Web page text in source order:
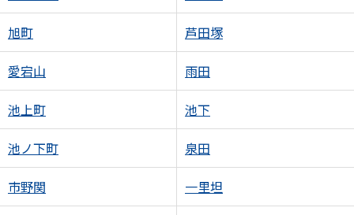
旭町 芦田塚
愛宕山 雨田
池上町 池下
池ノ下町 泉田
市野関 一里坦